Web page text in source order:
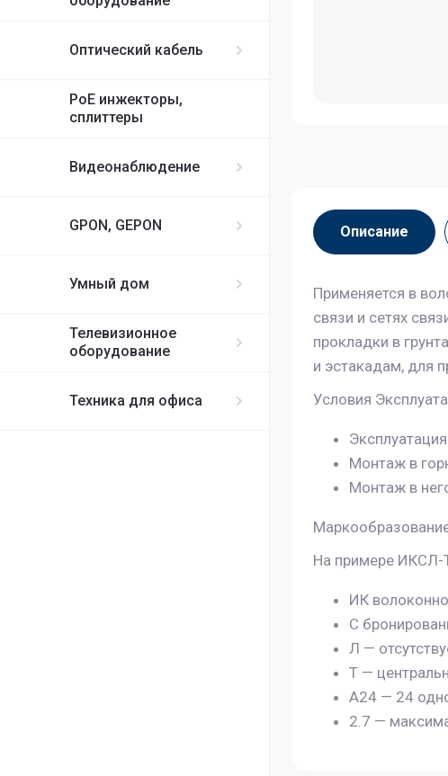
Оптический кабель
PoE инжекторы,
сплиттеры
Видеонаблюдение
GPON, GEPON
Умный дом
Телевизионное
оборудование
Техника для офиса
Описание
Применяется в
связи и сетях
прокладки в
и эстакадам, для
Условия
Монтаж в
Монтаж в
На примере ИКСЛ-
ИК
С
Л —
Т —
А24 — 24
2.7 —